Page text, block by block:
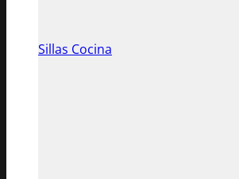
Sillas Cocina